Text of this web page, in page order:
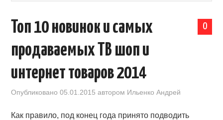
УСЛУГИ ПО БИЗНЕСУ С КИТАЕМ |
OPENCHINA
0
Топ 10 новинок и самых
продаваемых ТВ шоп и
интернет товаров 2014
Опубликовано05.01.2015 автором Ильенко Андрей
Как правило, под конец года принято подводить